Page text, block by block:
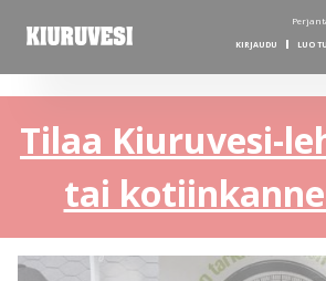
KIRJAUDU LUO
Tilaa Kiuruvesi-
tai